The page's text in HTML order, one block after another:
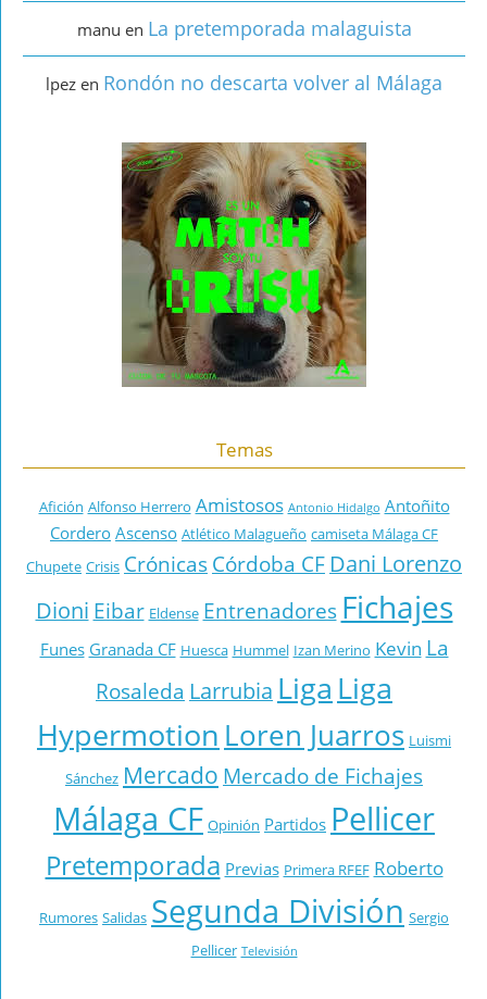
manu en La pretemporada malaguista
lpez en Rondón no descarta volver al Málaga
Temas
Afición Alfonso Herrero Amistosos Antonio Hidalgo Antoñito
CorderoAscenso Atlético Malagueño camiseta Málaga CF
Chupete Crisis Crónicas Córdoba CF Dani Lorenzo
Dioni Eibar Eldense Entrenadores Fichajes
Funes Granada CF Huesca Hummel Izan Merino Kevin La
Rosaleda Larrubia Liga Liga
Hypermotion Loren Juarros Luismi
Sánchez Mercado Mercado de Fichajes
Málaga CF Opinión Partidos Pellicer
Pretemporada Previas Primera RFEF Roberto
Rumores Salidas Segunda División Sergio
Pellicer Televisión